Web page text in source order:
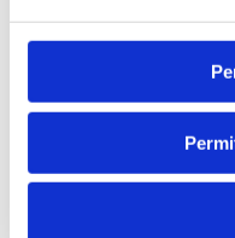
La mairie de Dénia
de cookies à tout
publiées sur cette
moment de leur
Dernière mise à jour :